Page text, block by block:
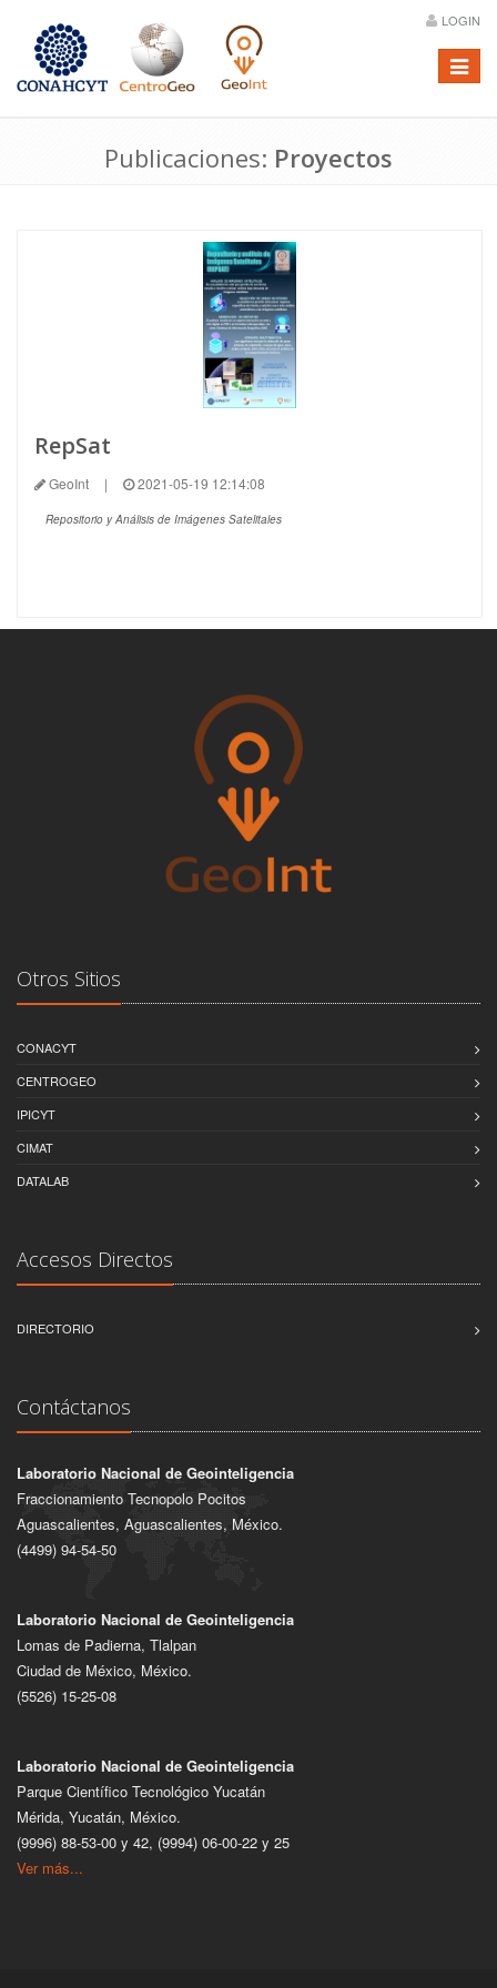
LOGIN
Menú
Publicaciones: Proyectos
RepSat
GeoInt | 2021-05-19 12:14:08
Repositorio y Análisis de Imágenes Satelitales
Otros Sitios
CONACYT
CENTROGEO
IPICYT
CIMAT
DATALAB
Accesos Directos
DIRECTORIO
Contáctanos
Laboratorio Nacional de Geointeligencia
Fraccionamiento Tecnopolo Pocitos
Aguascalientes, Aguascalientes, México.
(4499) 94-54-50
Laboratorio Nacional de Geointeligencia
Lomas de Padierna, Tlalpan
Ciudad de México, México.
(5526) 15-25-08
Laboratorio Nacional de Geointeligencia
Parque Científico Tecnológico Yucatán
Mérida, Yucatán, México.
(9996) 88-53-00 y 42, (9994) 06-00-22 y 25
Ver más...